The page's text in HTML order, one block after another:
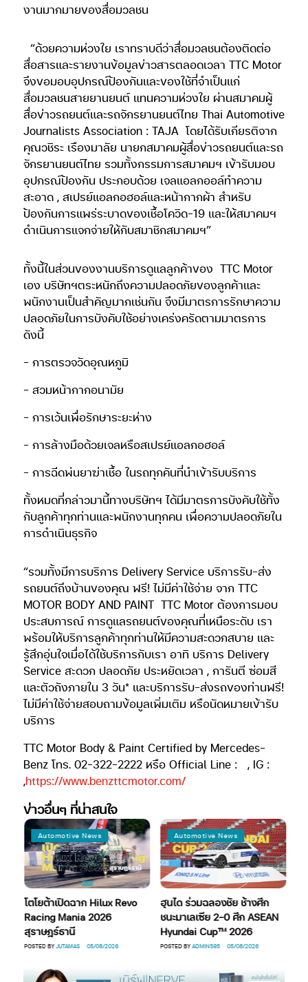
งานมากมายของสื่อมวลชน
“ด้วยความห่วงใย เราทราบดีว่าสื่อมวลชนต้องติดต่อ
สื่อสารและรายงานข้อมูลข่าวสารตลอดเวลา TTC Motor
จึงขอมอบอุปกรณ์ป้องกันและของใช้ที่จำเป็นแก่
สื่อมวลชนสายยานยนต์ แทนความห่วงใย ผ่านสมาคมผู้
สื่อข่าวรถยนต์และรถจักรยานยนต์ไทย Thai Automotive
Journalists Association : TAJA โดยได้รับเกียรติจาก
คุณวชิระ เรืองมาลัย นายกสมาคมผู้สื่อข่าวรถยนต์และรถ
จักรยานยนต์ไทย รวมทั้งกรรมการสมาคมฯ เข้ารับมอบ
อุปกรณ์ป้องกัน ประกอบด้วย เจลแอลกออล์ทำความ
สะอาด , สเปรย์แอลกอฮอล์และหน้ากากผ้า สำหรับ
ป้องกันการแพร่ระบาดของเชื้อโควิด-19 และให้สมาคมฯ
ดำเนินการแจกจ่ายให้กับสมาชิกสมาคมฯ”
ทั้งนี้ในส่วนของงานบริการดูแลลูกค้าของ TTC Motor
เอง บริษัทฯตระหนักถึงความปลอดภัยของลูกค้าและ
พนักงานเป็นสำคัญมากเช่นกัน จึงมีมาตรการรักษาความ
ปลอดภัยในการบังคับใช้อย่างเคร่งครัดตามมาตรการ
ดังนี้
– การตรวจวัดอุณหภูมิ
– สวมหน้ากากอนามัย
– การเว้นเพื่อรักษาระยะห่าง
– การล้างมือด้วยเจลหรือสเปรย์แอลกอฮอล์
– การฉีดพ่นยาฆ่าเชื้อ ในรถทุกคันที่นำเข้ารับบริการ
ทั้งหมดที่กล่าวมานี้ทางบริษัทฯ ได้มีมาตรการบังคับใช้ทั้ง
กับลูกค้าทุกท่านและพนักงานทุกคน เพื่อความปลอดภัยใน
การดำเนินธุรกิจ
“รวมทั้งมีการบริการ Delivery Service บริการรับ-ส่ง
รถยนต์ถึงบ้านของคุณ ฟรี! ไม่มีค่าใช้จ่าย จาก TTC
MOTOR BODY AND PAINT TTC Motor ต้องการมอบ
ประสบการณ์ การดูแลรถยนต์ของคุณที่เหนือระดับ เรา
พร้อมให้บริการลูกค้าทุกท่านให้มีความสะดวกสบาย และ
รู้สึกอุ่นใจเมื่อได้ใช้บริการกับเรา อาทิ บริการ Delivery
Service สะดวก ปลอดภัย ประหยัดเวลา , การันตี ซ่อมสี
และตัวถังภายใน 3 วัน* และบริการรับ-ส่งรถของท่านฟรี!
ไม่มีค่าใช้จ่ายสอบถามข้อมูลเพิ่มเติม หรือนัดหมายเข้ารับ
บริการ
TTC Motor Body & Paint Certified by Mercedes-
Benz โทร. 02-322-2222 หรือ Official Line :
, IG :
,https://www.benzttcmotor.com/
ข่าวอื่นๆ ที่น่าสนใจ
Automotive News
โตโยต้าเปิดฉาก Hilux Revo
Racing Mania 2026
สุราษฎร์ธานี
POSTED BYJUTAMAS 05/08/2026
Automotive News
ฮุนได ร่วมฉลองชัย ช้างศึก
ชนะมาเลเซีย 2-0 ศึก ASEAN
Hyundai Cup™ 2026
POSTED BYADMIN595 05/08/2026